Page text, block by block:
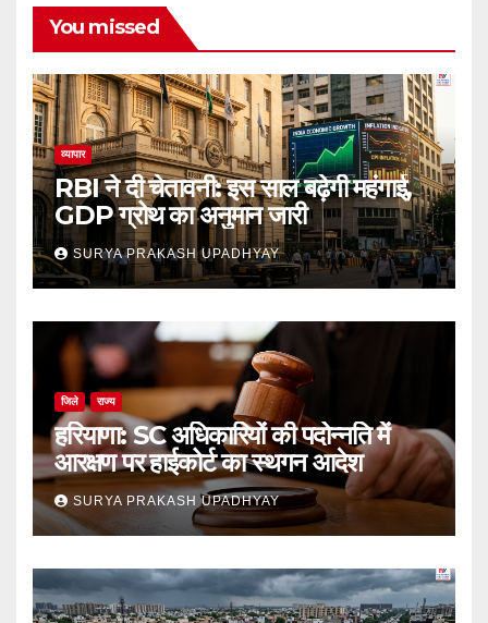
You missed
व्यापार
RBI ने दी चेतावनी: इस साल बढ़ेगी महंगाई,
GDP ग्रोथ का अनुमान जारी
SURYA PRAKASH UPADHYAY
जिले राज्य
हरियाणा: SC अधिकारियों की पदोन्नति में
आरक्षण पर हाईकोर्ट का स्थगन आदेश
SURYA PRAKASH UPADHYAY